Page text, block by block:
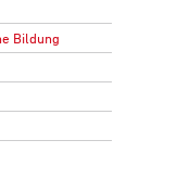
Bildung